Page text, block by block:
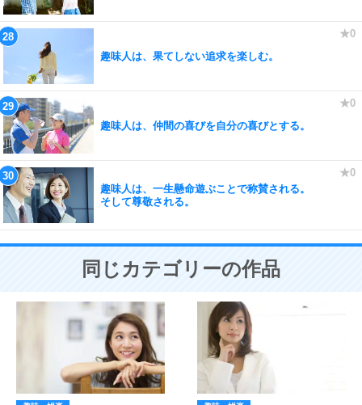
趣味人は、果てしない追求を楽しむ。
趣味人は、仲間の喜びを自分の喜びとする。
趣味人は、一生懸命遊ぶことで称賛される。
そして尊敬される。
同じカテゴリーの作品